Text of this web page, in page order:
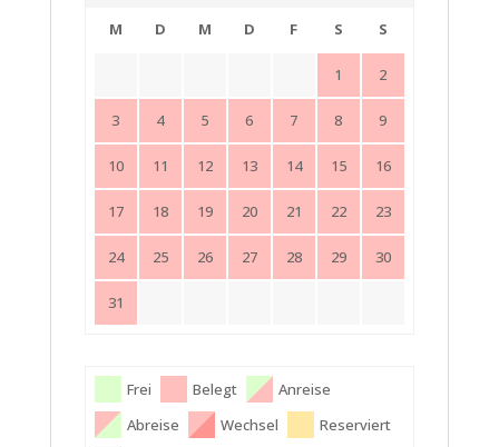
M D M D F S S
1 2
3 4 5 6 7 8 9
10 11 12 13 14 15 16
17 18 19 20 21 22 23
24 25 26 27 28 29 30
31
Frei Belegt
Anreise
Abreise
Wechsel
Reserviert